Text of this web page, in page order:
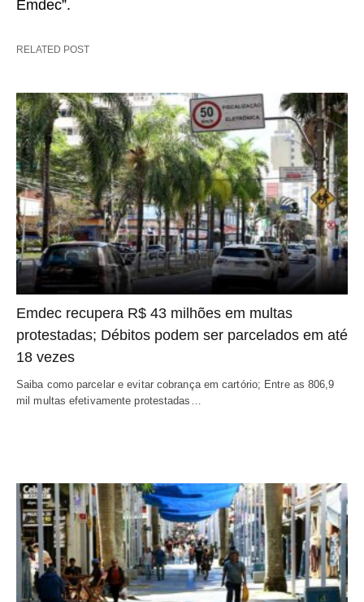
Emdec”.
RELATED POST
Emdec recupera R$ 43 milhões em multas
protestadas; Débitos podem ser parcelados em até
18 vezes
Saiba como parcelar e evitar cobrança em cartório; Entre as 806,9
mil multas efetivamente protestadas…